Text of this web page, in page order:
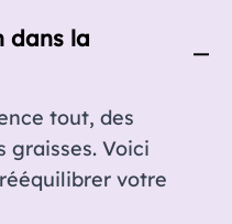
dans la
tout, des
graisses. Voici
votre